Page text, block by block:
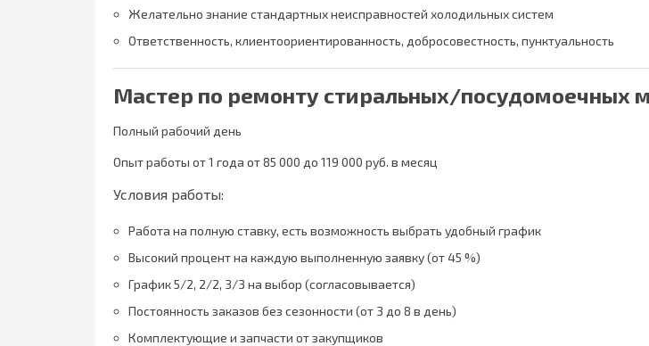
Желательно знание стандартных неисправностей холодильных систем
Ответственность, клиентоориентированность, добросовестность, пунктуальность
Мастер по ремонту стиральных/посудомоечных
Полный рабочий день
Опыт работы от 1 года от 85 000 до 119 000 руб. в месяц
Условия работы:
Работа на полную ставку, есть возможность выбрать удобный график
Высокий процент на каждую выполненную заявку (от 45 %)
График 5/2, 2/2, 3/3 на выбор (согласовывается)
Постоянность заказов без сезонности (от 3 до 8 в день)
Комплектующие и запчасти от закупщиков